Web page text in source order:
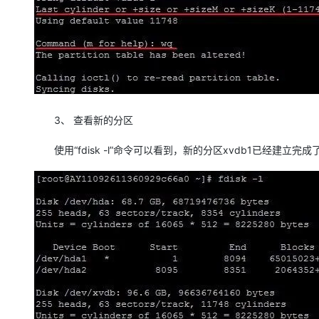
3、 查看新的分区
使用“fdisk -l”命令可以看到，新的分区xvdb1已经建立完成